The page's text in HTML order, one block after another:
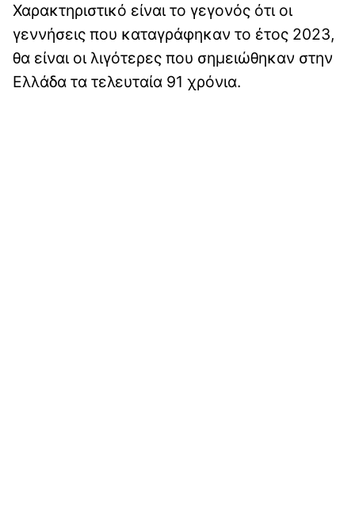
Χαρακτηριστικό είναι το γεγονός ότι οι
γεννήσεις που καταγράφηκαν το έτος 2023,
θα είναι οι λιγότερες που σημειώθηκαν στην
Ελλάδα τα τελευταία 91 χρόνια.